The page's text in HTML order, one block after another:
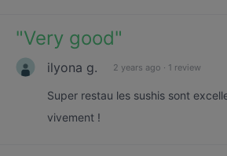
"Very good"
ilyona g. 2 years ago · 1 review
Super restau les sushis sont
vivement !